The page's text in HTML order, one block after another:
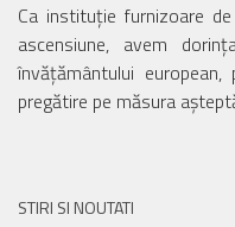
Ca instituție furnizoare
ascensiune, avem
învățământului
pregătire pe măsura
STIRI SI NOUTATI